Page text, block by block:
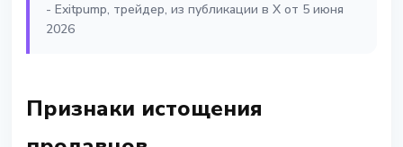
- Exitpump, трейдер, из публикации в X от 5 июня
2026
Признаки истощения